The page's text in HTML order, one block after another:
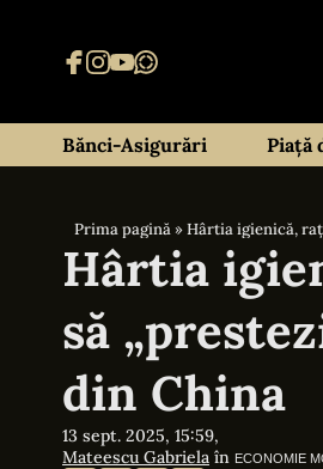
Bănci-Asigurări Piață
Prima pagină»Hârtia igienică,
Hârtia
să
din China
13 sept. 2025, 15:59,
Mateescu Gabriela în ECONOMIE